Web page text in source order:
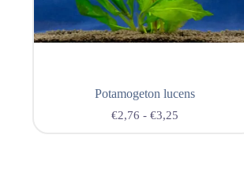
Potamogeton lucens
€2,76 - €3,25